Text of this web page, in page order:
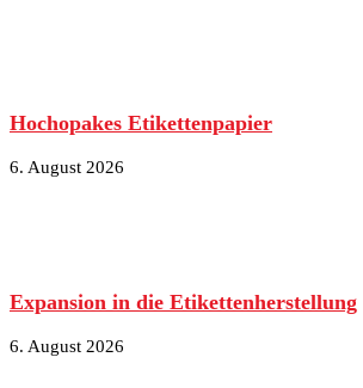
Hochopakes Etikettenpapier
6. August 2026
Expansion in die Etikettenherstellung
6. August 2026